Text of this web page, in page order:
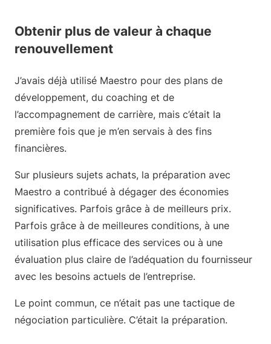
Obtenir plus de valeur à chaque
renouvellement
J’avais déjà utilisé Maestro pour des plans de
développement, du coaching et de
l’accompagnement de carrière, mais c’était la
première fois que je m’en servais à des fins
financières.
Sur plusieurs sujets achats, la préparation avec
Maestro a contribué à dégager des économies
significatives. Parfois grâce à de meilleurs prix.
Parfois grâce à de meilleures conditions, à une
utilisation plus efficace des services ou à une
évaluation plus claire de l’adéquation du fournisseur
avec les besoins actuels de l’entreprise.
Le point commun, ce n’était pas une tactique de
négociation particulière. C’était la préparation.